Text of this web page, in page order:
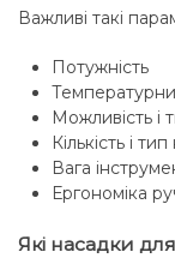
Важливі такі
Потужність
Можливість і
Кількість і
Вага
Ергономіка
Які насадки